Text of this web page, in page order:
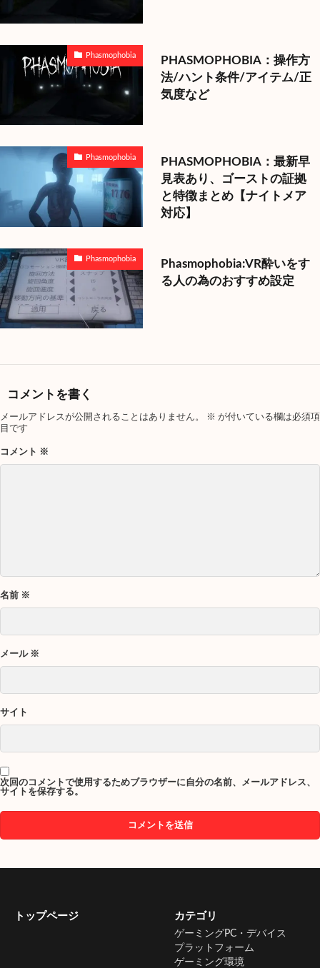
Phasmophobia
PHASMOPHOBIA：操作方
法/ハント条件/アイテム/正
気度など
Phasmophobia
PHASMOPHOBIA：最新早
見表あり、ゴーストの証拠
と特徴まとめ【ナイトメア
対応】
Phasmophobia
Phasmophobia:VR酔いをす
る人の為のおすすめ設定
コメントを書く
メールアドレスが公開されることはありません。 ※ が付いている欄は必須項
目です
コメント ※
名前 ※
メール ※
サイト
次回のコメントで使用するためブラウザーに自分の名前、メールアドレス、
サイトを保存する。
トップページ カテゴリ
ゲーミングPC・デバイス
プラットフォーム
ゲーミング環境